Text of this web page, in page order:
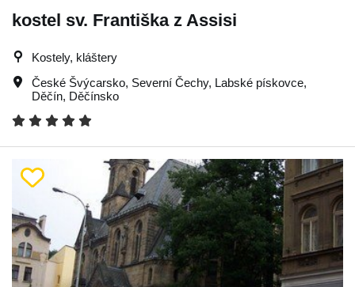
kostel sv. Františka z Assisi
Kostely, kláštery
České Švýcarsko, Severní Čechy, Labské pískovce,
Děčín, Děčínsko